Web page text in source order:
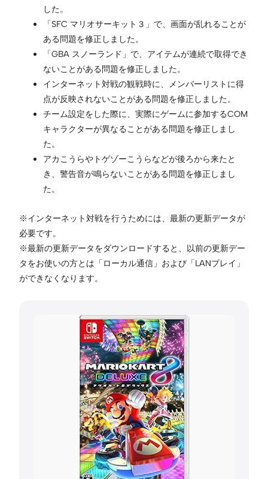
した。
「SFC マリオサーキット３」で、画面が乱れることが
ある問題を修正しました。
「GBA スノーランド」で、アイテムが連続で取得でき
ないことがある問題を修正しました。
インターネット対戦の観戦時に、メンバーリストに得
点が反映されないことがある問題を修正しました。
チーム設定をした際に、実際にゲームに参加するCOM
キャラクターが異なることがある問題を修正しまし
た。
アカこうらやトゲゾーこうらなどが後ろから来たと
き、警告音が鳴らないことがある問題を修正しまし
た。
※インターネット対戦を行うためには、最新の更新データが
必要です。
※最新の更新データをダウンロードすると、以前の更新デー
タをお使いの方とは「ローカル通信」および「LANプレイ」
ができなくなります。